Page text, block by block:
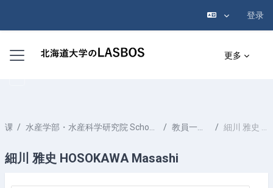
登录
停靠面板 更多
课程 水産学部・水産科学研究院 School of Fisheries Sciences & Faculty of Fisheries Sciences 教員一覧 List of Professors 細川 雅史 HOSOKAWA Masashi
細川 雅史 HOSOKAWA Masashi